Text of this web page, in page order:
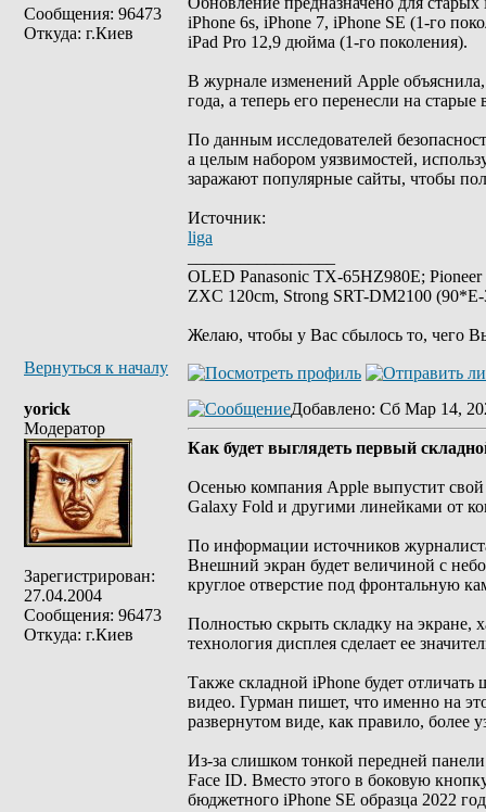
Сообщения: 96473
Откуда: г.Киев
iPhone 6s, iPhone 7, iPhone SE (1-го
iPad Pro 12,9 дюйма (1-го поколения).
В журнале изменений Apple
года, а теперь его перенесли на
По данным исследователей
а целым набором уязвимостей,
заражают популярные сайты, чтобы
Источник:
liga
OLED Panasonic TX-65HZ980E;
ZXC 120cm, Strong SRT-DM2100
Желаю, чтобы у Вас сбылось то, чего
Вернуться к началу
yorick
Модератор
Зарегистрирован:
27.04.2004
Сообщения: 96473
Откуда: г.Киев
Добавлено: Сб Мар 14,
Как будет выглядеть первый
Осенью компания Apple выпустит
Galaxy Fold и другими линейками от
По информации источников
Внешний экран будет величиной с
круглое отверстие под фронтальную
Полностью скрыть складку на экране,
технология дисплея сделает ее
Также складной iPhone будет отличать
видео. Гурман пишет, что именно на
развернутом виде, как правило, более
Из-за слишком тонкой передней
Face ID. Вместо этого в боковую
бюджетного iPhone SE образца 2022